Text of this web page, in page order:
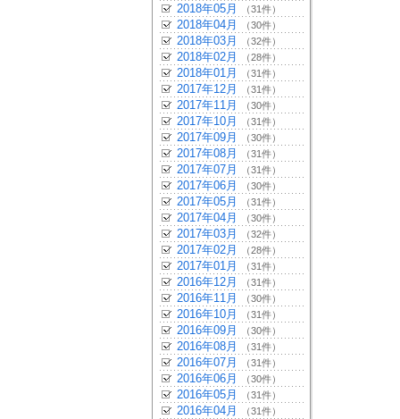
2018年05月 （31件）
2018年04月 （30件）
2018年03月 （32件）
2018年02月 （28件）
2018年01月 （31件）
2017年12月 （31件）
2017年11月 （30件）
2017年10月 （31件）
2017年09月 （30件）
2017年08月 （31件）
2017年07月 （31件）
2017年06月 （30件）
2017年05月 （31件）
2017年04月 （30件）
2017年03月 （32件）
2017年02月 （28件）
2017年01月 （31件）
2016年12月 （31件）
2016年11月 （30件）
2016年10月 （31件）
2016年09月 （30件）
2016年08月 （31件）
2016年07月 （31件）
2016年06月 （30件）
2016年05月 （31件）
2016年04月 （31件）